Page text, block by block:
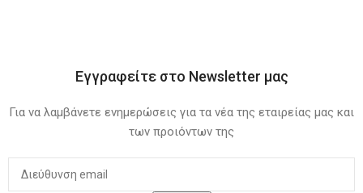
Εγγραφείτε στο Newsletter μας
Για να λαμβάνετε ενημερώσεις για τα νέα της εταιρείας μας και
των προιόντων της